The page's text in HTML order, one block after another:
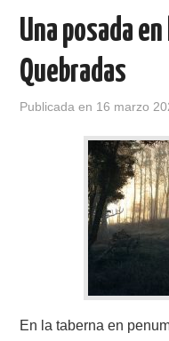
Una posada
Quebradas
Publicada en 16 marzo
En la taberna en